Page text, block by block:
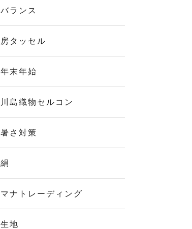
バランス
房タッセル
年末年始
川島織物セルコン
暑さ対策
絹
マナトレーディング
生地